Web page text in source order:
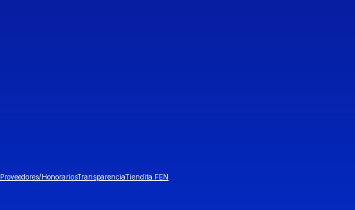
Proveedores/HonorariosTransparenciaTiendita FEN